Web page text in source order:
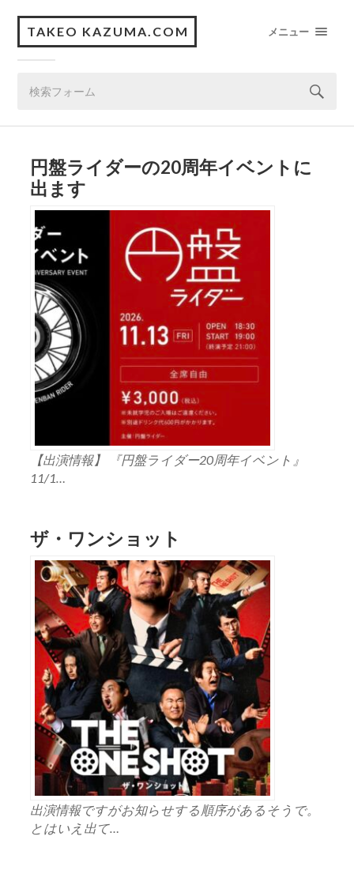
TAKEO KAZUMA.COM メニュー
円盤ライダーの20周年イベントに
出ます
【出演情報】 『円盤ライダー20周年イベント』
11/1…
ザ・ワンショット
出演情報ですがお知らせする順序があるそうで。
とはいえ出て…